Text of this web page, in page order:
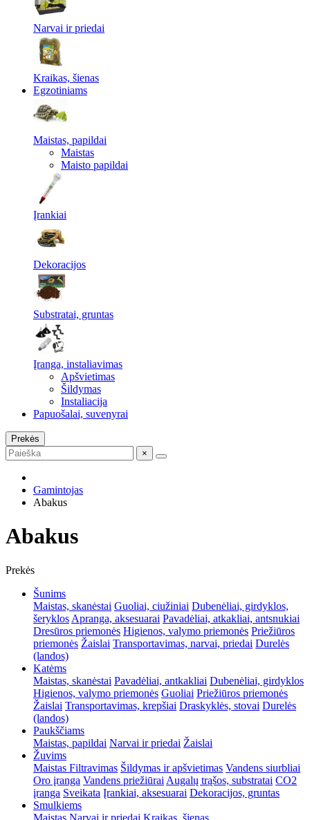
Narvai ir priedai
Kraikas, šienas
Egzotiniams
Maistas, papildai
Maistas
Maisto papildai
Įrankiai
Dekoracijos
Substratai, gruntas
Įranga, instaliavimas
Apšvietimas
Šildymas
Instaliacija
Papuošalai, suvenyrai
Prekės
×
Gamintojas
Abakus
Abakus
Prekės
Šunims
Maistas, skanėstai Guoliai, ciužiniai Dubenėliai, girdyklos,
šeryklos Apranga, aksesuarai Pavadėliai, atkakliai, antsnukiai
Dresūros priemonės Higienos, valymo priemonės Priežiūros
priemonės Žaislai Transportavimas, narvai, priedai Durelės
(landos)
Katėms
Maistas, skanėstai Pavadėliai, antkakliai Dubenėliai, girdyklos
Higienos, valymo priemonės Guoliai Priežiūros priemonės
Žaislai Transportavimas, krepšiai Draskyklės, stovai Durelės
(landos)
Paukščiams
Maistas, papildai Narvai ir priedai Žaislai
Žuvims
Maistas Filtravimas Šildymas ir apšvietimas Vandens siurbliai
Oro įranga Vandens priežiūrai Augalų trąšos, substratai CO2
įranga Sveikata Įrankiai, aksesuarai Dekoracijos, gruntas
Smulkiems
Maistas Narvai ir priedai Kraikas, šienas